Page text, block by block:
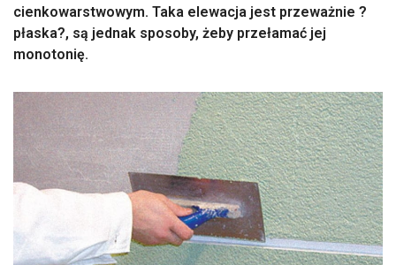
cienkowarstwowym. Taka elewacja jest przeważnie ?
płaska?, są jednak sposoby, żeby przełamać jej
monotonię.